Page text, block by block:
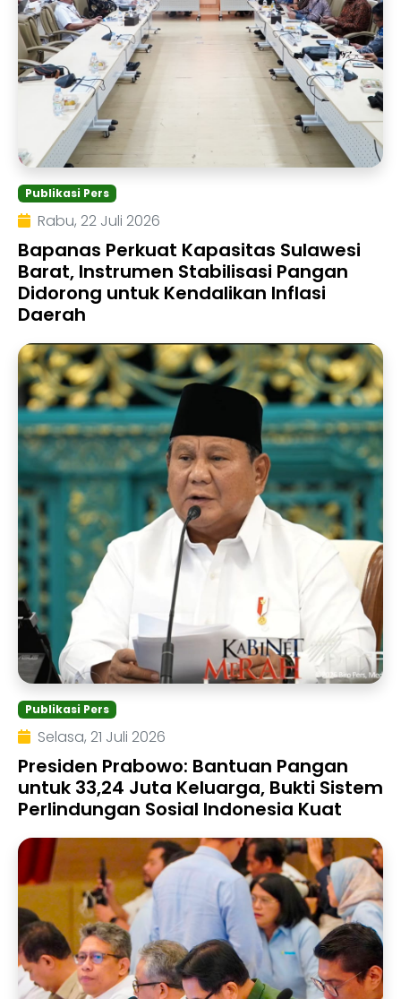
Publikasi Pers
Rabu, 22 Juli 2026
Bapanas Perkuat Kapasitas Sulawesi
Barat, Instrumen Stabilisasi Pangan
Didorong untuk Kendalikan Inflasi
Daerah
Publikasi Pers
Selasa, 21 Juli 2026
Presiden Prabowo: Bantuan Pangan
untuk 33,24 Juta Keluarga, Bukti Sistem
Perlindungan Sosial Indonesia Kuat